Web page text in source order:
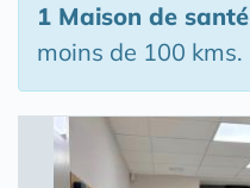
1 Maison de santé
moins de 100 kms.